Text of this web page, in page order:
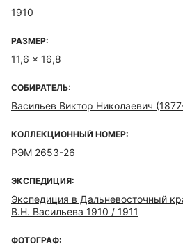
1910
РАЗМЕР:
11,6 x 16,8
СОБИРАТЕЛЬ:
Васильев Виктор Николаевич
КОЛЛЕКЦИОННЫЙ НОМЕР:
РЭМ 2653-26
ЭКСПЕДИЦИЯ:
Экспедиция в Дальневосточный
В.Н. Васильева 1910 / 1911
ФОТОГРАФ: